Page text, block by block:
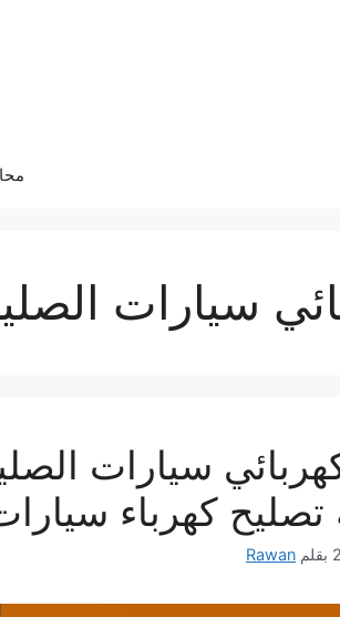
سيارات
كهرباء
بقلم Rawan